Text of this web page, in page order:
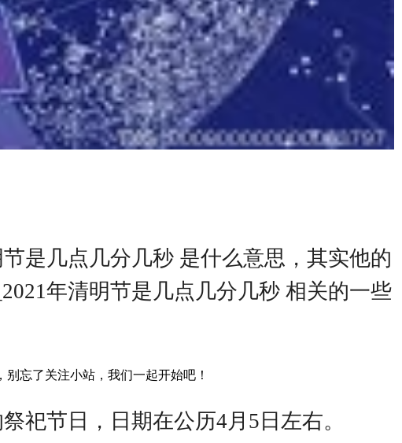
是几点几分几秒 是什么意思，其实他的
年清明节是几点几分几秒 相关的一些
忘了关注小站，我们一起开始吧！
祀节日，日期在公历4月5日左右。